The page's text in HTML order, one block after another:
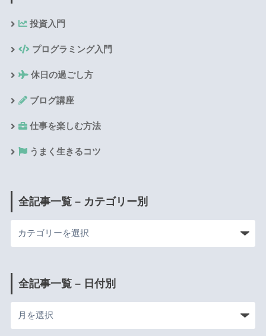
投資入門
プログラミング入門
休日の過ごし方
ブログ講座
仕事を楽しむ方法
うまく生きるコツ
全記事一覧 – カテゴリー別
全記事一覧 – 日付別